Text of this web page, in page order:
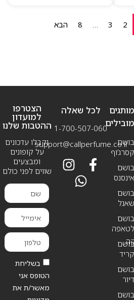
2
3
8 הבא
מותגים
מובילים
בושם
קסרג’וף
בושם
אינסנס
בושם
שאנל
בושם
לטאפה
קריד
בושם
דיור
בושם
לכל שאלה
1-700-507-060
support@callperfume.co.il
הצטרפו
למועדון
ההטבות שלנו
וקבלו עדכונים
על קופונים
ומבצעים
שווים לפני כולם
בשליחת
הטופס אני
מאשר/ת את